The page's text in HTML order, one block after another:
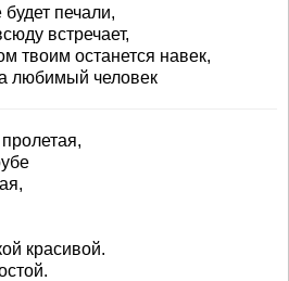
печали,
встречает,
твоим останется навек,
любимый человек
красивой.